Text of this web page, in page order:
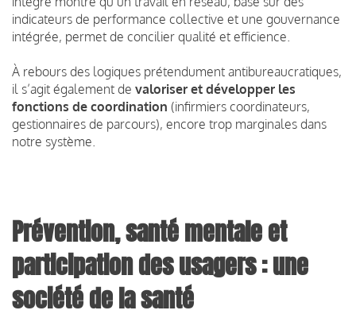
indicateurs de performance collective et une gouvernance
intégrée, permet de concilier qualité et efficience.
À rebours des logiques prétendument antibureaucratiques,
il s’agit également de valoriser et développer les
fonctions de coordination (infirmiers coordinateurs,
gestionnaires de parcours), encore trop marginales dans
notre système.
Prévention, santé mentale et
participation des usagers : une
société de la santé